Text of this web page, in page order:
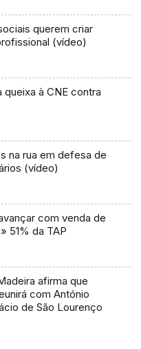
querem criar
(vídeo)
queixa à CNE contra
na rua em defesa de
(vídeo)
com venda de
51% da TAP
afirma que
com António
de São Lourenço